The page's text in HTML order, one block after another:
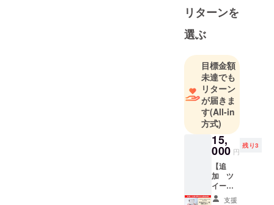
らせて頂い
た本は100冊
を超えま
Amazonのカ
テゴリーラ
ンキングに
て一位を獲
得した書籍
もございま
す。本の出
版を通して
皆様の夢や
希望を少し
でも現実に
リターンを
選ぶ
目標金額
未達でも
リターン
が届きま
す(All-in
方式)
15,
000 円
残り3
【追
加 ツ
イート
添削支援